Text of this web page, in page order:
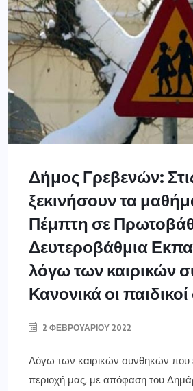
Δήμος Γρεβενών:
ξεκινήσουν τα
Πέμπτη σε
Δευτεροβάθμια
λόγω των καιρικών
Κανονικά οι
2 ΦΕΒΡΟΥΑΡΊΟΥ 2022
Λόγω των καιρικών συνθηκών που
περιοχή μας, με απόφαση του